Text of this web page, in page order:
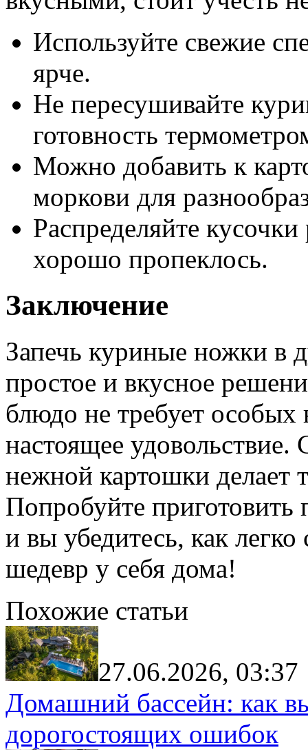
Используйте свежие
ярче.
Не пересушивайте
готовность
Можно добавить к
моркови для
Распределяйте
хорошо пропеклось.
Заключение
Запечь куриные ножки в
простое и вкусное
блюдо не требует особых
настоящее
нежной картошки делает
Попробуйте приготовить
и вы убедитесь, как
шедевр у себя дома!
Похожие статьи
27.06.2026, 03:37
Домашний бассейн: как
дорогостоящих ошибок